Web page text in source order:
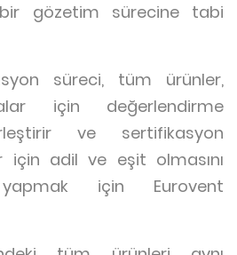
gözetim sürecine tabi
süreci, tüm ürünler,
için değerlendirme
ve sertifikasyon
için adil ve eşit olmasını
için Eurovent